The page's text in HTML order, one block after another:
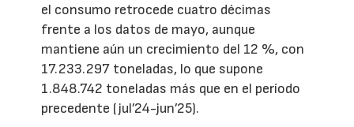
el consumo retrocede cuatro décimas
frente a los datos de mayo, aunque
mantiene aún un crecimiento del 12 %, con
17.233.297 toneladas, lo que supone
1.848.742 toneladas más que en el período
precedente (jul’24-jun’25).